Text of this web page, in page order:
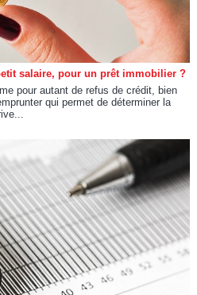
salaire, pour un prêt immobilier ?
pour autant de refus de crédit, bien
qui permet de déterminer la